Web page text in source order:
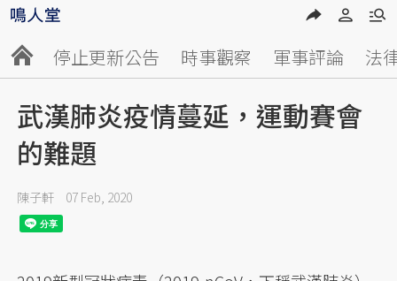
停止更新公告 時事觀察 軍事評論 法
武漢肺炎疫情蔓延，運動賽會
的難題
陳子軒 07 Feb, 2020